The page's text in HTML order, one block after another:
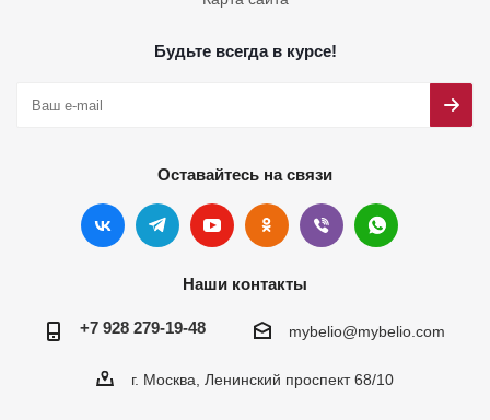
Будьте всегда в курсе!
Оставайтесь на связи
Наши контакты
+7 928 279-19-48 mybelio@mybelio.com
г. Москва, Ленинский проспект 68/10